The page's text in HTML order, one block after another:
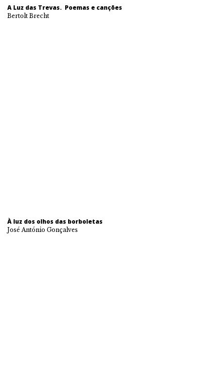
A Luz das Trevas. Poemas e canções
Bertolt Brecht
À luz dos olhos das borboletas
José António Gonçalves